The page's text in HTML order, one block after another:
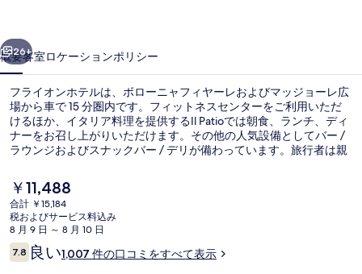
ル
の
写
真
ギ
ャ
ラ
リ
ー
次へ
26+
概要客室ロケーションポリシー
フライオンホテルは、ボローニャフィヤーレおよびマッジョーレ広
場から車で 15 分圏内です。フィットネスセンターをご利用いただ
けるほか、イタリア料理を提供するIl Patioでは朝食、ランチ、ディ
ナーをお召し上がりいただけます。その他の人気設備としてバー /
ラウンジおよびスナックバー / デリが備わっています。旅行者は親
現
在
の
料
金
は
￥11,488
合計 ￥15,184
税およびサービス料込み
8 月 9 日 ～ 8 月 10 日
口
コ
7.810段階中7.8
良い1,007 件の口コミをすべて表示